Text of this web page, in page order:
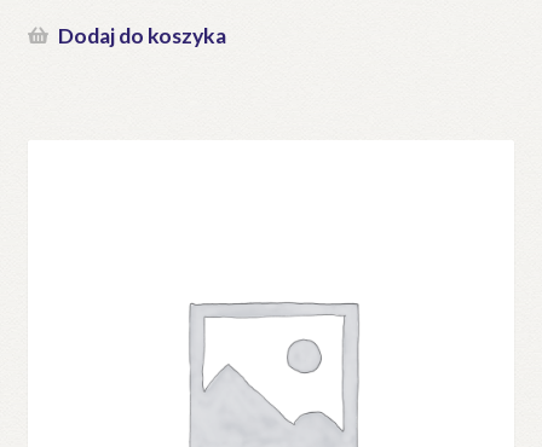
Dodaj do koszyka